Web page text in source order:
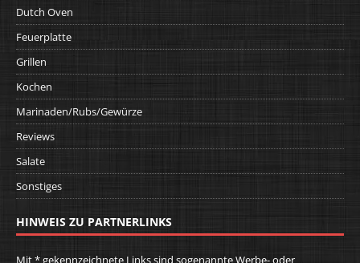
Dutch Oven
Feuerplatte
Grillen
Kochen
Marinaden/Rubs/Gewürze
Reviews
Salate
Sonstiges
HINWEIS ZU PARTNERLINKS
Mit * gekennzeichnete Links sind sogenannte Werbe- oder